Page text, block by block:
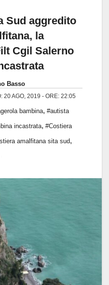
Sud aggredito
la
Cgil Salerno
Basso
20 AGO, 2019 - ORE: 22:05
bambina, #autista
incastrata, #Costiera
amalfitana sita sud,